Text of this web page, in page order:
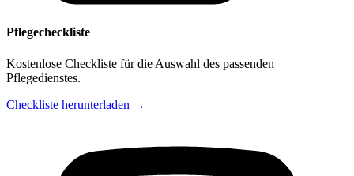
Pflegecheckliste
Kostenlose Checkliste für die Auswahl des passenden
Pflegedienstes.
Checkliste herunterladen →